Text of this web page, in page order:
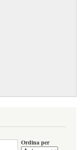
Ordina per